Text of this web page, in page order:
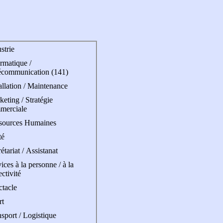
/
(141)
/ Maintenance
/ Stratégie
Humaines
/ Assistanat
à la personne / à la
/ Logistique